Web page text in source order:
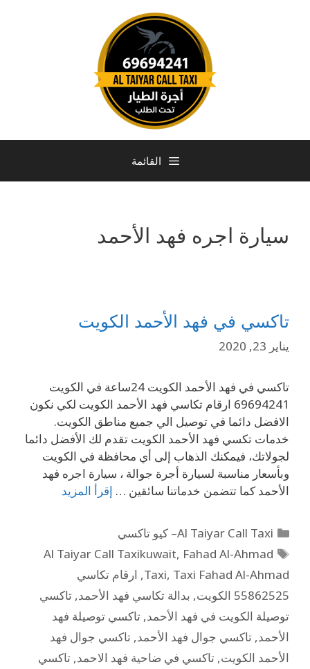
القائمة
سيارة اجره فهد الأحمد
تاكسي في فهد الأحمد الكويت
يناير 23, 2020
تاكسي في فهد الأحمد الكويت 24ساعة في الكويت
69694241 ارقام تكاسي فهد الأحمد الكويت لكي نكون
الافضل دائما في توصيل الي جميع مناطق الكويت.
خدمات تكسي فهد الأحمد الكويت تقدم لك الأفضل دائما
لجولاتك، فيمكنك الذهاب إلى أي محافظة في الكويت
وبأسعار مناسبة لسيارة أجرة جوالة ، سيارة اجره فهد
الأحمد كما تتضمن خدماتنا سائقين … إقرأ المزيد
Al Taiyar Call Taxi– كيو تاكسي
Al Taiyar Call Taxikuwait, Fahad Al-Ahmad
Taxi, Taxi Fahad Al-Ahmad
, ارقام تكاسي
55862525 الكويت
, بدالة تكاسي فهد الأحمد, تاكسي
توصيلة الكويت في فهد الأحمد, تاكسي توصيلة فهد
الأحمد, تاكسي جوال فهد الأحمد, تاكسي جوال فهد
الأحمد الكويت, تاكسي في ضاحية فهد الاحمد, تاكسي